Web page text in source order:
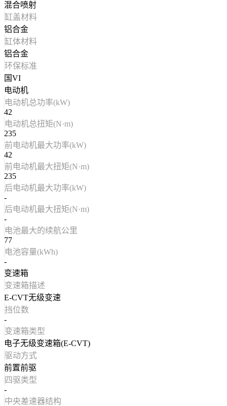
混合喷射
缸盖材料
铝合金
缸体材料
铝合金
环保标准
国VI
电动机
电动机总功率(kW)
42
电动机总扭矩(N·m)
235
前电动机最大功率(kW)
42
前电动机最大扭矩(N·m)
235
后电动机最大功率(kW)
-
后电动机最大扭矩(N·m)
-
电池最大的续航公里
77
电池容量(kWh)
-
变速箱
变速箱描述
E-CVT无级变速
挡位数
-
变速箱类型
电子无级变速箱(E-CVT)
驱动方式
前置前驱
四驱类型
-
中央差速器结构